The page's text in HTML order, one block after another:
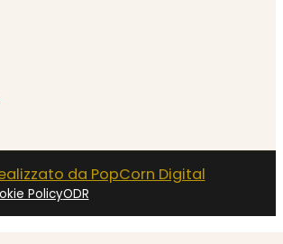
da PopCorn Digital
PolicyODR